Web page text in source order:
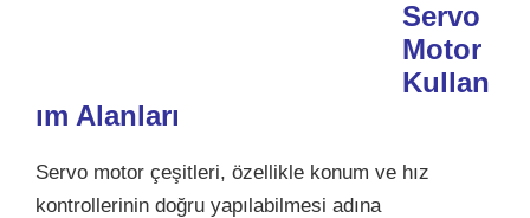
Servo
Motor
Kullan
ım Alanları
Servo motor çeşitleri, özellikle konum ve hız
kontrollerinin doğru yapılabilmesi adına